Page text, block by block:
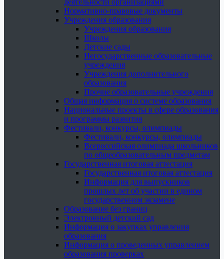
деятельности организациями
Нормативно-правовые документы
Учреждения образования
Учреждения образования
Школы
Детские сады
Негосударственные образовательные
учреждения
Учреждения дополнительного
образования
Прочие образовательные учреждения
Общая информация о системе образования
Национальные проекты в сфере образования
и программы развития
Фестивали, конкурсы, олимпиады
Фестивали, конкурсы, олимпиады
Всероссийская олимпиада школьников
по общеобразовательным предметам
Государственная итоговая аттестация
Государственная итоговая аттестация
Информация для выпускников
прошлых лет об участии в едином
государственном экзамене
Образование без границ
Электронный детский сад
Информация о закупках управления
образования
Информация о проведенных управлением
образования проверках